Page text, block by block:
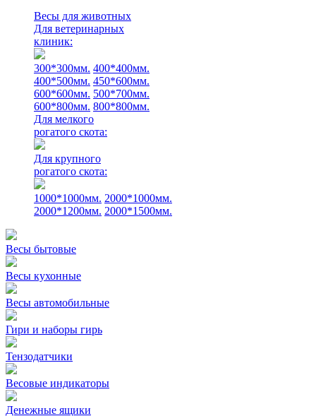
Весы для животных
Для ветеринарных
клиник:
300*300мм. 400*400мм.
400*500мм. 450*600мм.
600*600мм. 500*700мм.
600*800мм. 800*800мм.
Для мелкого
рогатого скота:
Для крупного
рогатого скота:
1000*1000мм. 2000*1000мм.
2000*1200мм. 2000*1500мм.
Весы бытовые
Весы кухонные
Весы автомобильные
Гири и наборы гирь
Тензодатчики
Весовые индикаторы
Денежные ящики